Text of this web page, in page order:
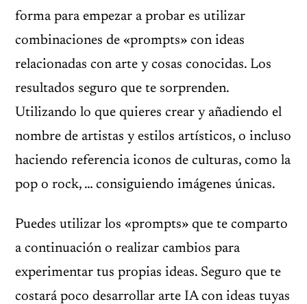
forma para empezar a probar es utilizar
combinaciones de «prompts» con ideas
relacionadas con arte y cosas conocidas. Los
resultados seguro que te sorprenden.
Utilizando lo que quieres crear y añadiendo el
nombre de artistas y estilos artísticos, o incluso
haciendo referencia iconos de culturas, como la
pop o rock, … consiguiendo imágenes únicas.
Puedes utilizar los «prompts» que te comparto
a continuación o realizar cambios para
experimentar tus propias ideas. Seguro que te
costará poco desarrollar arte IA con ideas tuyas